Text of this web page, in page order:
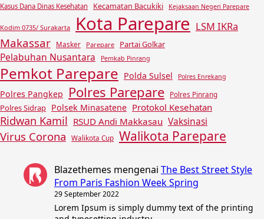
Kasus Dana Dinas Kesehatan
Kecamatan Bacukiki Kejaksaan Negeri Parepare
Kodim 0735/ Surakarta Kota Parepare LSM IKRa
Makassar Masker Parepare Partai Golkar
Pelabuhan Nusantara Pemkab Pinrang
Pemkot Parepare Polda Sulsel Polres Enrekang
Polres Pangkep Polres Parepare Polres Pinrang
Polres Sidrap Polsek Minasatene Protokol Kesehatan
Ridwan Kamil RSUD Andi Makkasau Vaksinasi
Virus Corona Walikota Cup Walikota Parepare
Blazethemes mengenai The Best Street Style
From Paris Fashion Week Spring
29 September 2022
Lorem Ipsum is simply dummy text of the printing